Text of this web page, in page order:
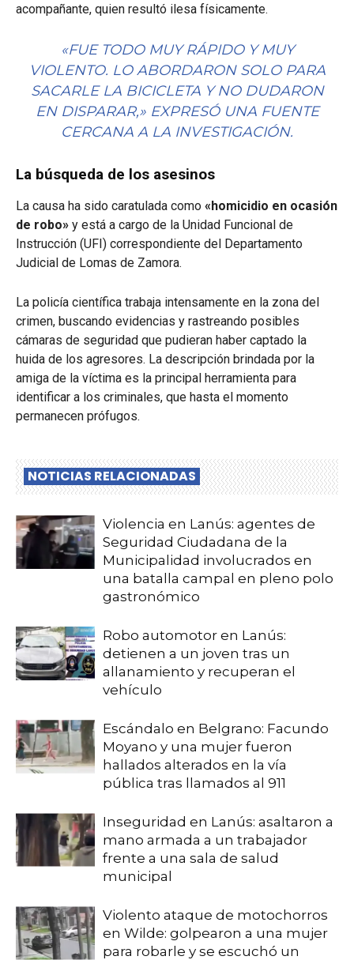
acompañante, quien resultó ilesa físicamente.
«FUE TODO MUY RÁPIDO Y MUY
VIOLENTO. LO ABORDARON SOLO PARA
SACARLE LA BICICLETA Y NO DUDARON
EN DISPARAR,» EXPRESÓ UNA FUENTE
CERCANA A LA INVESTIGACIÓN.
La búsqueda de los asesinos
La causa ha sido caratulada como «homicidio en ocasión
de robo» y está a cargo de la Unidad Funcional de
Instrucción (UFI) correspondiente del Departamento
Judicial de Lomas de Zamora.
La policía científica trabaja intensamente en la zona del
crimen, buscando evidencias y rastreando posibles
cámaras de seguridad que pudieran haber captado la
huida de los agresores. La descripción brindada por la
amiga de la víctima es la principal herramienta para
identificar a los criminales, que hasta el momento
permanecen prófugos.
NOTICIAS RELACIONADAS
Violencia en Lanús: agentes de
Seguridad Ciudadana de la
Municipalidad involucrados en
una batalla campal en pleno polo
gastronómico
Robo automotor en Lanús:
detienen a un joven tras un
allanamiento y recuperan el
vehículo
Escándalo en Belgrano: Facundo
Moyano y una mujer fueron
hallados alterados en la vía
pública tras llamados al 911
Inseguridad en Lanús: asaltaron a
mano armada a un trabajador
frente a una sala de salud
municipal
Violento ataque de motochorros
en Wilde: golpearon a una mujer
para robarle y se escuchó un